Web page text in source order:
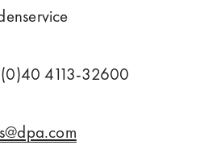
4113-32600